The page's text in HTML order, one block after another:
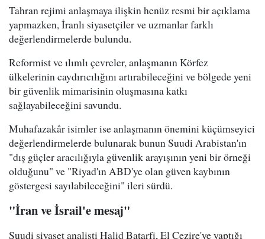
Tahran rejimi anlaşmaya ilişkin henüz resmi bir açıklama
yapmazken, İranlı siyasetçiler ve uzmanlar farklı
değerlendirmelerde bulundu.
Reformist ve ılımlı çevreler, anlaşmanın Körfez
ülkelerinin caydırıcılığını artırabileceğini ve bölgede yeni
bir güvenlik mimarisinin oluşmasına katkı
sağlayabileceğini savundu.
Muhafazakâr isimler ise anlaşmanın önemini küçümseyici
değerlendirmelerde bulunarak bunun Suudi Arabistan'ın
"dış güçler aracılığıyla güvenlik arayışının yeni bir örneği
olduğunu" ve "Riyad'ın ABD'ye olan güven kaybının
göstergesi sayılabileceğini" ileri sürdü.
"İran ve İsrail'e mesaj"
Suudi siyaset analisti Halid Batarfi, El Cezire'ye yaptığı